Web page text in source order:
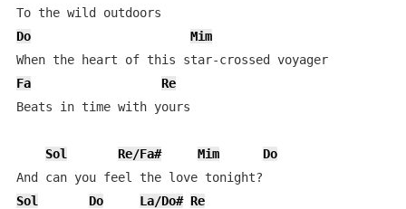
Do
Mim
When the heart of this star-crossed voyager
Fa
Re
Beats in time with yours
Sol Re/Fa# Mim
Do
Sol
Do La/Do# Re